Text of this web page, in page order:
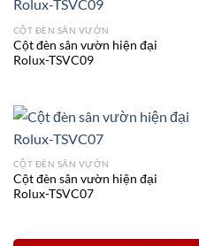
CỘT ĐÈN SÂN VƯỜN
Cột đèn sân vườn hiện đại
Rolux-TSVC09
CỘT ĐÈN SÂN VƯỜN
Cột đèn sân vườn hiện đại
Rolux-TSVC07